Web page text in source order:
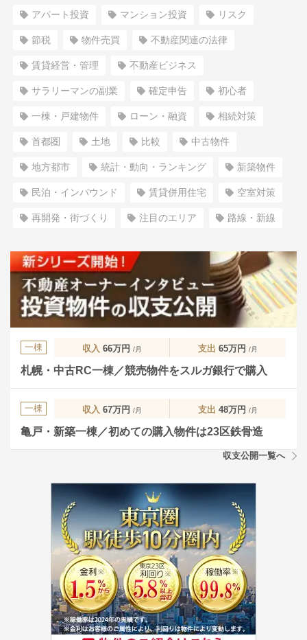
アパート投資 マンション投資 リスク
節税 物件売買 不動産関連の法律
賃貸経営・管理 不動産ビジネス
サラリーマンの副業 確定申告 初心者
一棟・戸建物件 ローン・融資 相続対策
首都圏 土地 比較 中古物件
地方都市 統計・動向・ランキング 新築物件
民泊・インバウンド 賃貸併用住宅 空室対策
再開発・街づくり 注目のエリア 路線・新線
一棟 収入 66万円 /月 支出 65万円 /月
札幌・中古RC一棟／競売物件をスルガ銀行で購入
一棟 収入 67万円 /月 支出 48万円 /月
亀戸・新築一棟／初めての購入物件は23区鉄骨造
収支公開一覧へ